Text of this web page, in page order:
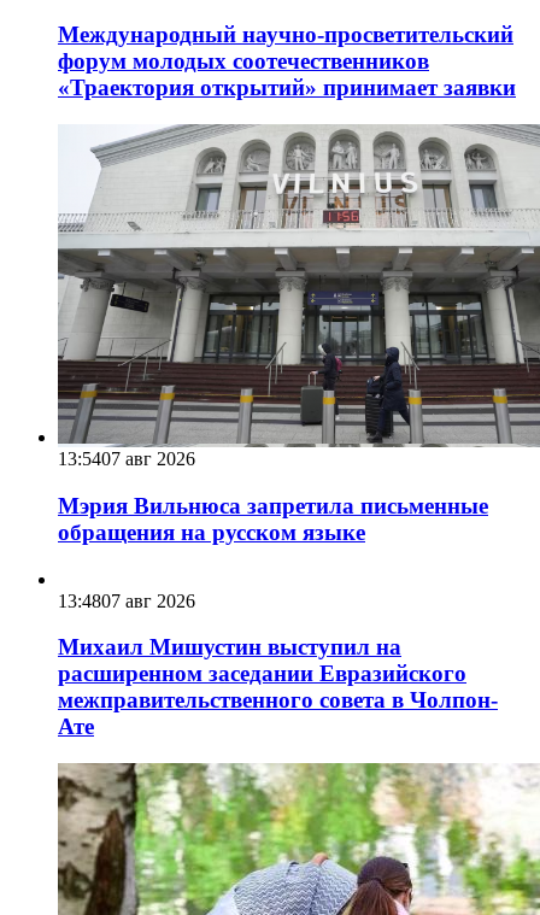
Международный научно-просветительский
форум молодых соотечественников
«Траектория открытий» принимает заявки
13:5407 авг 2026
Мэрия Вильнюса запретила письменные
обращения на русском языке
13:4807 авг 2026
Михаил Мишустин выступил на
расширенном заседании Евразийского
межправительственного совета в Чолпон-
Ате